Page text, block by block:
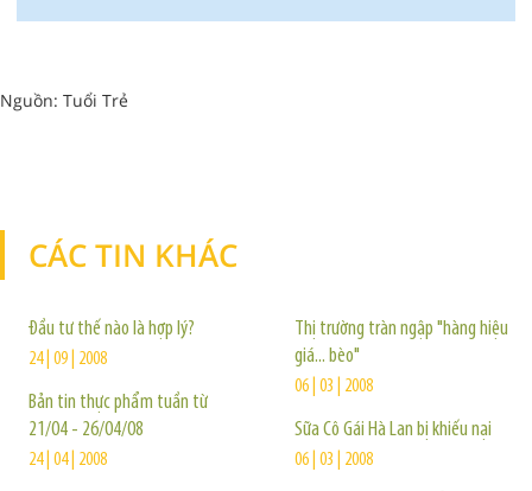
Nguồn: Tuổi Trẻ
CÁC TIN KHÁC
Đầu tư thế nào là hợp lý?
24 | 09 | 2008
Bản tin thực phẩm tuần từ
21/04 - 26/04/08
24 | 04 | 2008
Thị trường tràn ngập "hàng hiệu
giá... bèo"
06 | 03 | 2008
Sữa Cô Gái Hà Lan bị khiếu nại
06 | 03 | 2008